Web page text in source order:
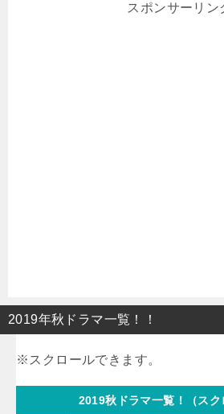
スポンサーリン
2019年秋ドラマ一覧！！
2019秋ドラマ一覧！（スク